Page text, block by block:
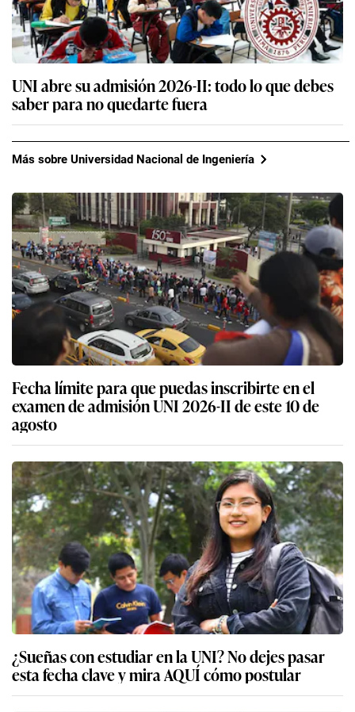
UNI abre su admisión 2026-II: todo lo que debes
saber para no quedarte fuera
Más sobre Universidad Nacional de Ingeniería
Fecha límite para que puedas inscribirte en el
examen de admisión UNI 2026-II de este 10 de
agosto
¿Sueñas con estudiar en la UNI? No dejes pasar
esta fecha clave y mira AQUÍ cómo postular